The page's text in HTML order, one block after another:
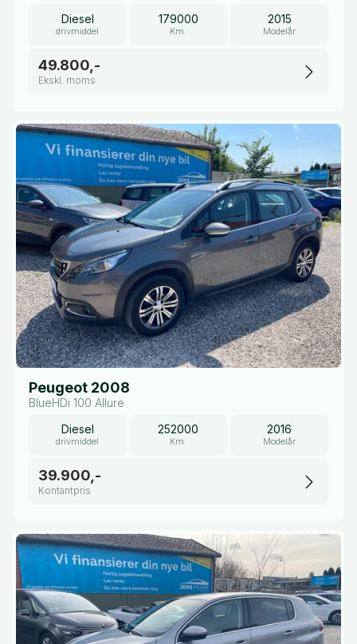
Diesel
drivmiddel
179000
Km.
2015
Modelår
49.800,-
Ekskl. moms
Peugeot 2008
BlueHDi 100 Allure
Diesel
drivmiddel
252000
Km.
2016
Modelår
39.900,-
Kontantpris